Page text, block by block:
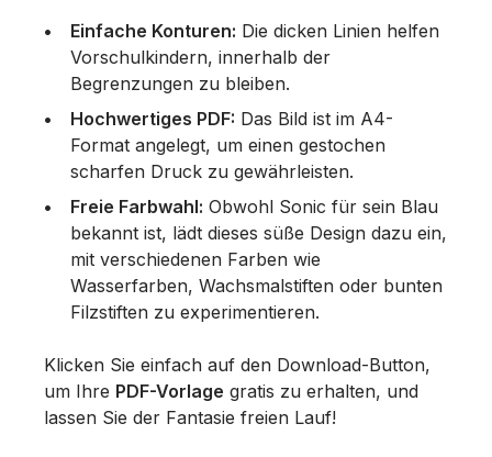
Einfache Konturen: Die dicken Linien helfen
Vorschulkindern, innerhalb der
Begrenzungen zu bleiben.
Hochwertiges PDF: Das Bild ist im A4-
Format angelegt, um einen gestochen
scharfen Druck zu gewährleisten.
Freie Farbwahl: Obwohl Sonic für sein Blau
bekannt ist, lädt dieses süße Design dazu ein,
mit verschiedenen Farben wie
Wasserfarben, Wachsmalstiften oder bunten
Filzstiften zu experimentieren.
Klicken Sie einfach auf den Download-Button,
um Ihre PDF-Vorlage gratis zu erhalten, und
lassen Sie der Fantasie freien Lauf!